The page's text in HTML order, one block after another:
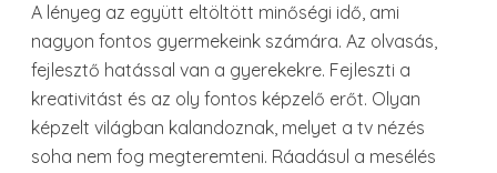
A lényeg az együtt eltöltött minőségi idő, ami
nagyon fontos gyermekeink számára. Az olvasás,
fejlesztő hatással van a gyerekekre. Fejleszti a
kreativitást és az oly fontos képzelő erőt. Olyan
képzelt világban kalandoznak, melyet a tv nézés
soha nem fog megteremteni. Ráadásul a mesélés